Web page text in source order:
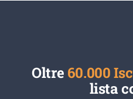
Oltre 60.000
lista